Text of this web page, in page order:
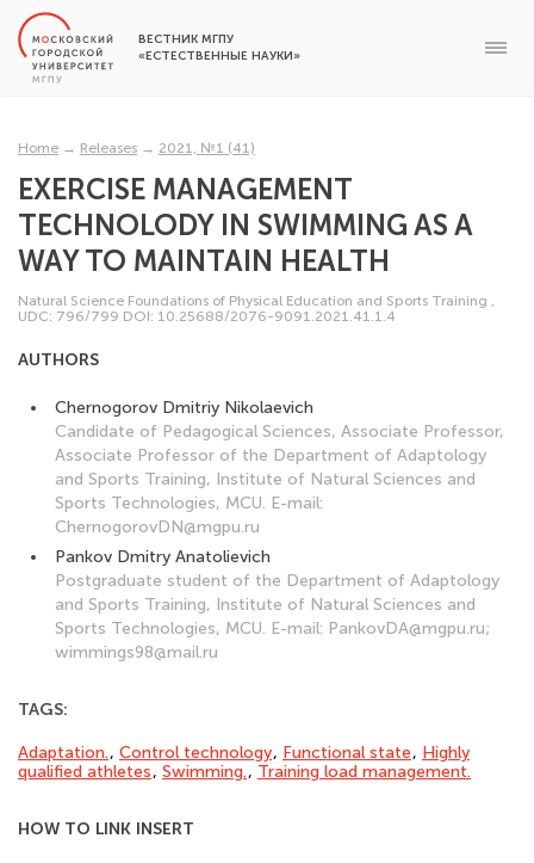
ВЕСТНИК МГПУ
«ЕСТЕСТВЕННЫЕ НАУКИ»
Home → Releases → 2021, №1 (41)
EXERCISE MANAGEMENT
TECHNOLODY IN SWIMMING AS A
WAY TO MAINTAIN HEALTH
Natural Science Foundations of Physical Education and Sports Training ,
UDC: 796/799 DOI: 10.25688/2076-9091.2021.41.1.4
AUTHORS
Chernogorov Dmitriy Nikolaevich
Candidate of Pedagogical Sciences, Associate Professor,
Associate Professor of the Department of Adaptology
and Sports Training, Institute of Natural Sciences and
Sports Technologies, MCU. E-mail:
ChernogorovDN@mgpu.ru
Pankov Dmitry Anatolievich
Postgraduate student of the Department of Adaptology
and Sports Training, Institute of Natural Sciences and
Sports Technologies, MCU. E-mail: PankovDA@mgpu.ru;
wimmings98@mail.ru
TAGS:
Adaptation., Control technology, Functional state, Highly
qualified athletes, Swimming., Training load management.
HOW TO LINK INSERT